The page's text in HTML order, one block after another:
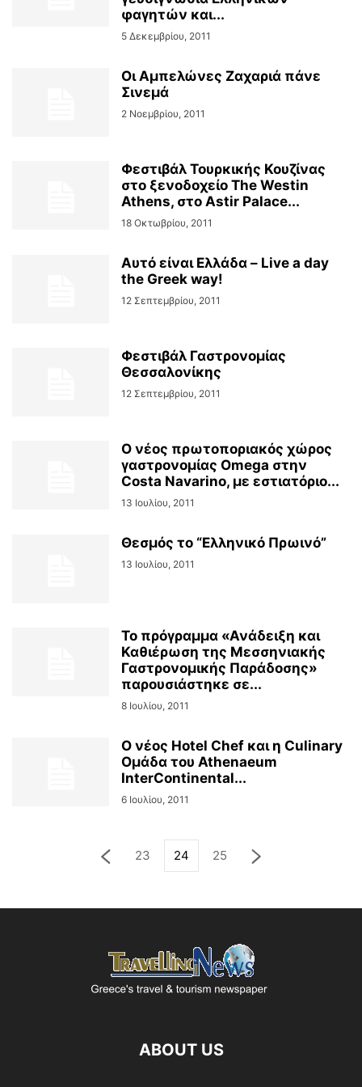
φαγητών και...
5 Δεκεμβρίου, 2011
Οι Αμπελώνες Ζαχαριά πάνε
Σινεμά
2 Νοεμβρίου, 2011
Φεστιβάλ Τουρκικής Κουζίνας
στο ξενοδοχείο The Westin
Athens, στο Astir Palace...
18 Οκτωβρίου, 2011
Αυτό είναι Ελλάδα – Live a day
the Greek way!
12 Σεπτεμβρίου, 2011
Φεστιβάλ Γαστρονομίας
Θεσσαλονίκης
12 Σεπτεμβρίου, 2011
Ο νέος πρωτοποριακός χώρος
γαστρονομίας Omega στην
Costa Navarino, με εστιατόριο...
13 Ιουλίου, 2011
Θεσμός το “Ελληνικό Πρωινό”
13 Ιουλίου, 2011
Το πρόγραμμα «Ανάδειξη και
Καθιέρωση της Μεσσηνιακής
Γαστρονομικής Παράδοσης»
παρουσιάστηκε σε...
8 Ιουλίου, 2011
Ο νέος Hotel Chef και η Culinary
Ομάδα του Athenaeum
InterContinental...
6 Ιουλίου, 2011
23 24 25
ABOUT US